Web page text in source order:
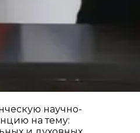
научно-
на тему: